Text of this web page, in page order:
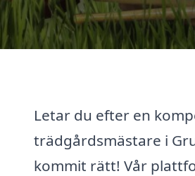
Letar du efter en
trädgårdsmästare i
kommit rätt! Vår